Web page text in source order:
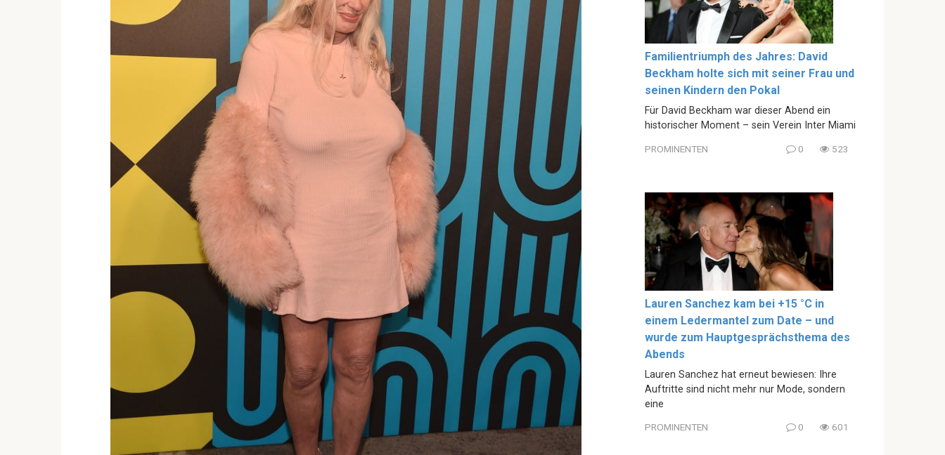
Familientriumph des Jahres: David
Beckham holte sich mit seiner Frau und
seinen Kindern den Pokal
Für David Beckham war dieser Abend ein
historischer Moment – sein Verein Inter Miami
PROMINENTEN 0 523
Lauren Sanchez kam bei +15 °C in
einem Ledermantel zum Date – und
wurde zum Hauptgesprächsthema des
Abends
Lauren Sanchez hat erneut bewiesen: Ihre
Auftritte sind nicht mehr nur Mode, sondern
eine
PROMINENTEN 0 601